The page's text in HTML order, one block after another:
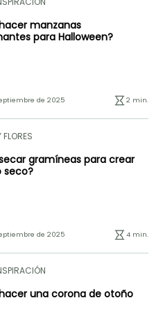
manzanas
para Halloween?
de 2025 2 min.
gramíneas para crear
seco?
de 2025 4 min.
una corona de otoño